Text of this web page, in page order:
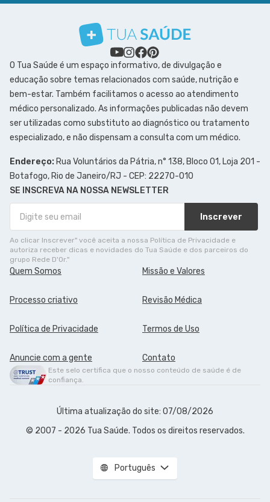
O Tua Saúde é um espaço informativo, de divulgação e
educação sobre temas relacionados com saúde, nutrição e
bem-estar. Também facilitamos o acesso ao atendimento
médico personalizado. As informações publicadas não devem
ser utilizadas como substituto ao diagnóstico ou tratamento
especializado, e não dispensam a consulta com um médico.
Endereço: Rua Voluntários da Pátria, n° 138, Bloco 01, Loja 201 -
Botafogo, Rio de Janeiro/RJ - CEP: 22270-010
SE INSCREVA NA NOSSA NEWSLETTER
Inscrever
Ao clicar Inscrever" você aceita a nossa Política de Privacidade e
autoriza receber dicas e novidades do Tua Saúde e dos parceiros do
grupo Rede D'Or."
Quem Somos Missão e Valores
Processo criativo Revisão Médica
Política de Privacidade Termos de Uso
Anuncie com a gente Contato
Este selo certifica que o nosso conteúdo de saúde é de
confiança.
Última atualização do site: 07/08/2026
© 2007 - 2026 Tua Saúde. Todos os direitos reservados.
Português